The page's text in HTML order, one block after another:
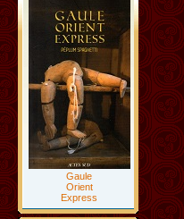
Gaule
Orient
Express